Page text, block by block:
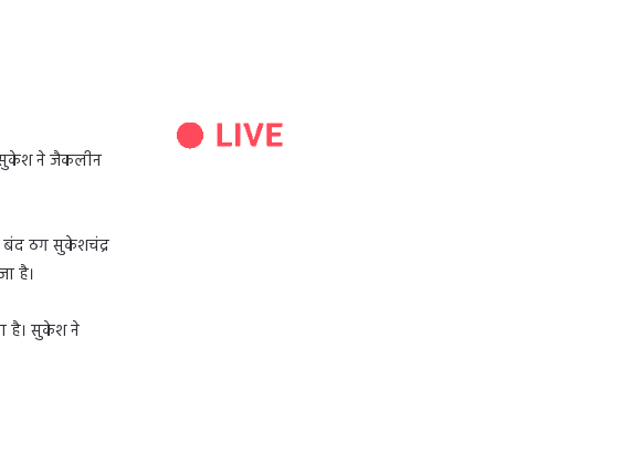
सुकेश ने जैकलीन
बंद ठग सुकेशचंद्र
है।
है। सुकेश ने